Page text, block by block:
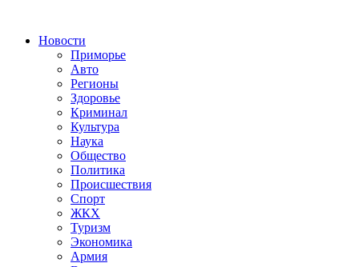
Новости
Приморье
Авто
Регионы
Здоровье
Криминал
Культура
Наука
Общество
Политика
Происшествия
Спорт
ЖКХ
Туризм
Экономика
Армия